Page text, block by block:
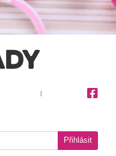
|
Přihlásit